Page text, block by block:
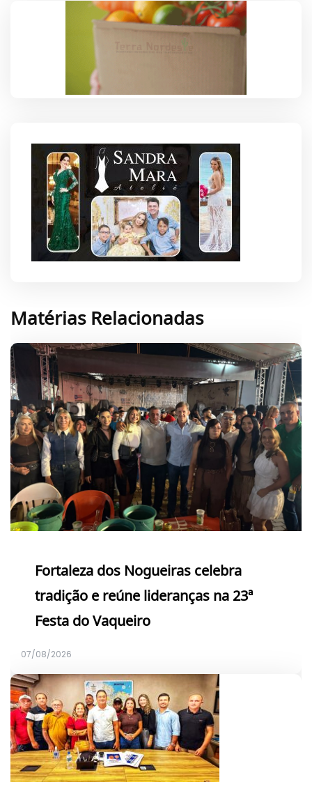
Matérias Relacionadas
Fortaleza dos Nogueiras celebra
tradição e reúne lideranças na 23ª
Festa do Vaqueiro
07/08/2026